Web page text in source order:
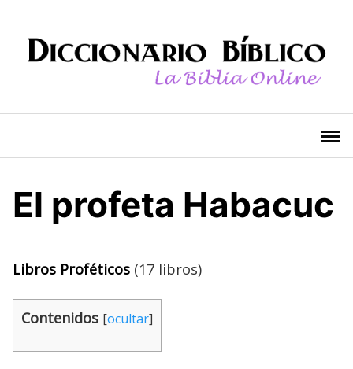
contenido
El profeta Habacuc
Libros Proféticos (17 libros)
Contenidos [ocultar]